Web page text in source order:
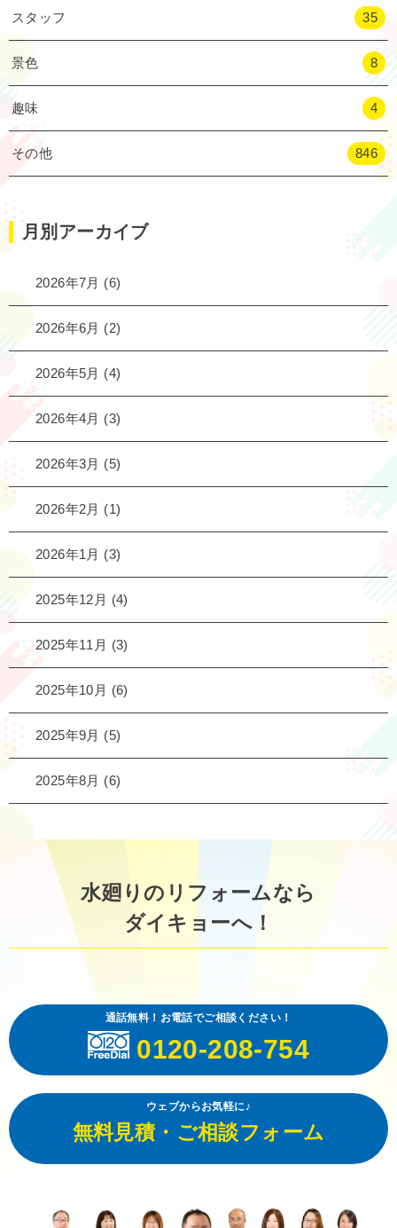
スタッフ 35
景色 8
趣味 4
その他 846
月別アーカイブ
2026年7月 (6)
2026年6月 (2)
2026年5月 (4)
2026年4月 (3)
2026年3月 (5)
2026年2月 (1)
2026年1月 (3)
2025年12月 (4)
2025年11月 (3)
2025年10月 (6)
2025年9月 (5)
2025年8月 (6)
水廻りのリフォームなら
ダイキョーへ！
通話無料！お電話でご相談ください！
0120-208-754
ウェブからお気軽に♪
無料見積・ご相談フォーム